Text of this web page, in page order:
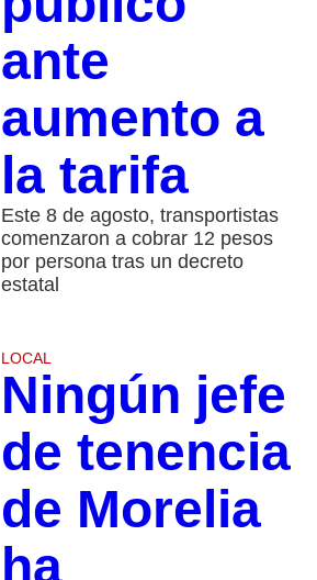
ante
aumento a
la tarifa
Este 8 de agosto, transportistas
comenzaron a cobrar 12 pesos
por persona tras un decreto
estatal
LOCAL
Ningún jefe
de tenencia
de Morelia
ha